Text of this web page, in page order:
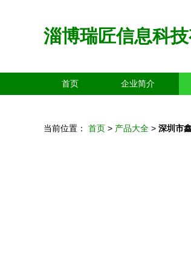
淄博瑞匠信息科技
首页 企业简介
当前位置： 首页 > 产品大全 > 深圳市